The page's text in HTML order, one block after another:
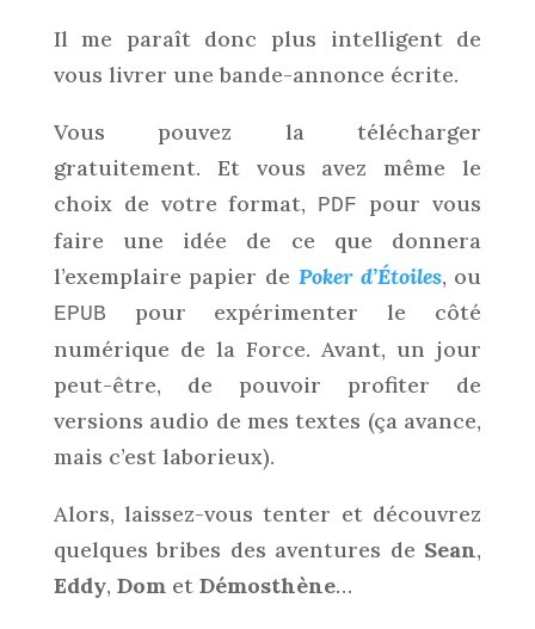
Il me paraît donc plus intelligent de
vous livrer une bande-annonce écrite.
Vous pouvez la télécharger
gratuitement. Et vous avez même le
choix de votre format, PDF pour vous
faire une idée de ce que donnera
l’exemplaire papier de Poker d’Étoiles, ou
EPUB
pour expérimenter le côté
numérique de la Force. Avant, un jour
peut-être, de pouvoir profiter de
versions audio de mes textes (ça avance,
mais c’est laborieux).
Alors, laissez-vous tenter et découvrez
quelques bribes des aventures de Sean,
Eddy, Domet Démosthène…